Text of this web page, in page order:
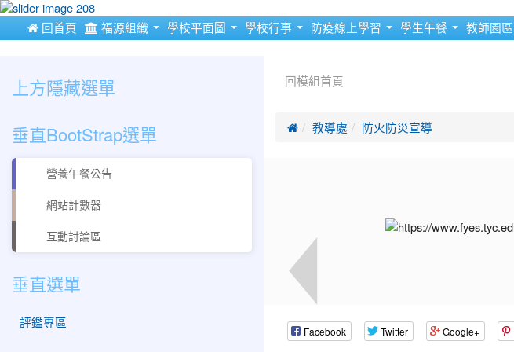
 回首頁 福源組織 學校平面圖 學校行事 防疫線上學習 學生午餐 教師園區
回模組首頁
 教導處 防火防災宣導
Facebook Twitter Google+
上方隱藏選單
垂直BootStrap選單
營養午餐公告
網站計數器
互動討論區
垂直選單
評鑑專區